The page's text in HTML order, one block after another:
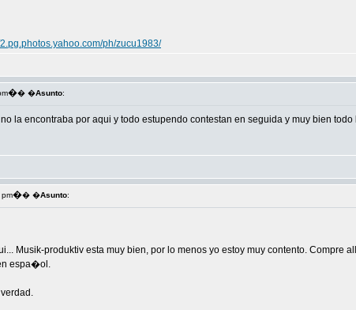
ph/zucu1983/
�� �Asunto:
la encontraba por aqui y todo estupendo contestan en seguida y muy bien
pm�� �Asunto:
Musik-produktiv esta muy bien, por lo menos yo estoy muy contento.
espa�ol.